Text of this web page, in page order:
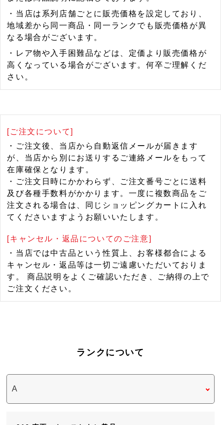
・当店は系列店舗ごとに販売価格を設定しており、
地域差から同一商品・同一ランクでも販売価格が異
なる場合がございます。
・レア物や入手困難品などは、定価より販売価格が
高くなっている場合がございます。何卒ご理解くだ
さい。
[ご注文について]
・ご注文後、当店から自動返信メールが届きます
が、当店から別にお送りするご連絡メールをもって
在庫確保となります。
・ご注文日時にかかわらず、ご注文番号ごとに送料
及び各種手数料がかかります。一度に複数商品をご
注文される場合は、同じショッピングカートに入れ
てくださいますようお願いいたします。
[キャンセル・返品についてのご注意]
・当店では中古品という性質上、お客様都合による
キャンセル・返品等は一切ご遠慮いただいておりま
す。 商品説明をよくご確認いただき、ご納得の上で
ご注文ください。
ランクについて